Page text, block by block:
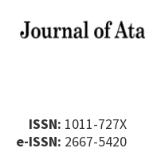
ISSN: 1011-727X
e-ISSN: 2667-5420